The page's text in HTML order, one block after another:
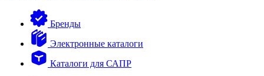
Бренды
Электронные каталоги
Каталоги для САПР